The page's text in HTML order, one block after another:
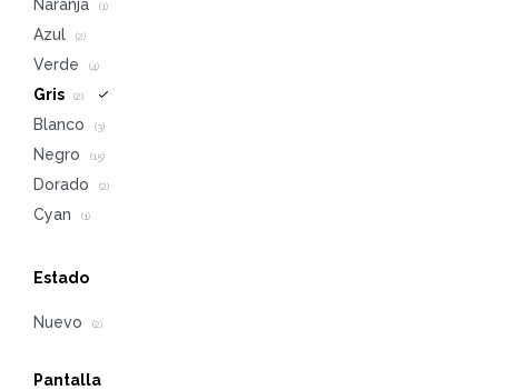
Naranja (1)
Azul (2)
Verde (4)
Gris (2)
Blanco (3)
Negro (15)
Dorado (2)
Cyan (1)
Estado
Nuevo (2)
Pantalla